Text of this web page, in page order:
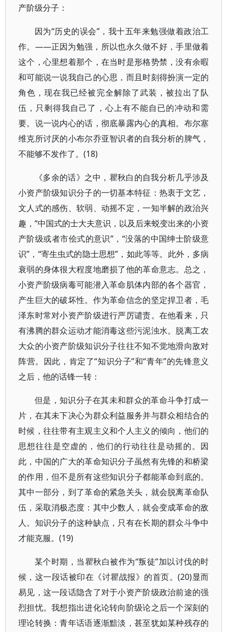
产阶级分子：
因为“历史的误会”，我十五年来勉强做着政治工
作。——正因为勉强，所以也永久做不好，手里做着
这个，心里想着那个，在当时是形格势禁，没有余暇
和可能说一说我自己的心思，而且时刻得扮演一定的
角色，现在我已经被完全解除了武装，被拉出了队
伍，只剩得我自己了，心上有不能自已的冲动和需
要。说一说内心的话，彻底暴露内心的真相。布尔塞
维克所讨厌的小布尔乔亚智识者的自我分析的脾气，
不能够不发作了。(18)
《多余的话》之中，瞿秋白的自我分析几乎涉及
小资产阶级知识分子的一切基本特征：热衷于文艺，
文人式的感伤、软弱、动摇不定，一知半解的政治兴
趣，“中国式的士大夫意识，以及后来蜕变出来的小资
产阶级或者市侩式的意识”，“没落的中国绅士阶级意
识”，“寄生虫式的隐士思想”，如此等等。此外，多病
衰弱的身体很大程度地磨损了他的革命意志。总之，
小资产阶级病毒可能潜入革命肌体内部的各个器官，
产生巨大的破坏性。作为革命信念的坚定捍卫者，毛
泽东时常对小资产阶级进行严厉谴责。在他看来，只
有沸腾的群众运动才能消毒这些污泥浊水。脱离工农
大众的小资产阶级知识分子往往不知不觉地滑向敌对
阵营。因此，肯定了“知识分子”和“青年”的先锋意义
之后，他的话锋一转：
但是，知识分子在其未和群众的革命斗争打成一
片，在其未下决心为群众利益服务并与群众相结合的
时候，往往带有主观主义和个人主义的倾向，他们的
思想往往是空虚的，他们的行动往往是动摇的。因
此，中国的广大的革命知识分子虽然有先锋的和桥梁
的作用，但不是所有这些知识分子都能革命到底的。
其中一部分，到了革命的紧急关头，就会脱离革命队
伍，采取消极态度：其中少数人，就会变成革命的敌
人。知识分子的这种缺点，只有在长期的群众斗争中
才能克服。(19)
某个时期，当瞿秋白被作为“叛徒”加以讨伐的时
候，这一段话被印在《讨瞿战报》的首页。(20)显而
易见，这一段话隐含了对于小资产阶级政治前途的强
烈担忧。我想指出进化论转向阶级论之后一个深刻的
理论转换：青年话语逐渐黯淡，甚至犹如某种残存的